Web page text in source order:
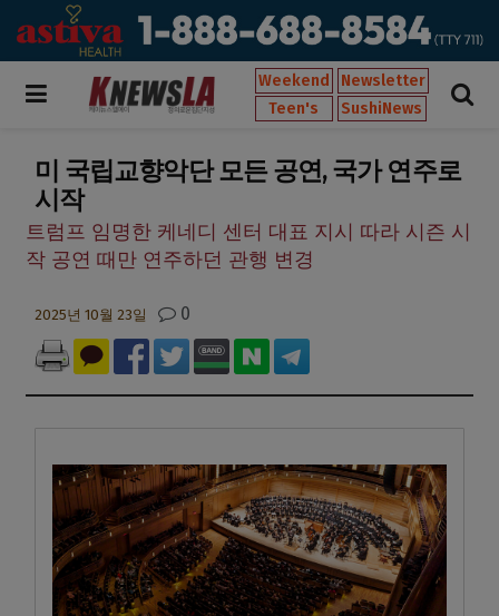
Weekend
Newsletter
Teen's
SushiNews
미 국립교향악단 모든 공연, 국가 연주로
시작
트럼프 임명한 케네디 센터 대표 지시 따라 시즌 시
작 공연 때만 연주하던 관행 변경
2025년 10월 23일 0